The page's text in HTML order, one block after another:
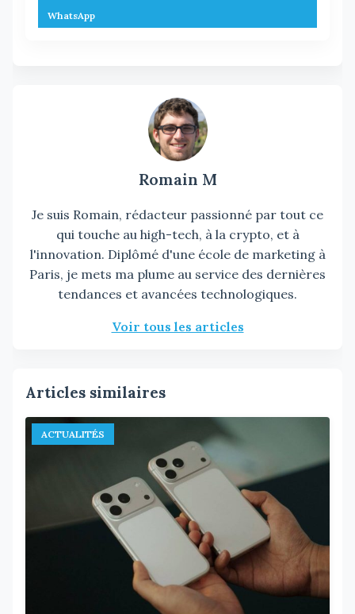
WhatsApp
Romain M
Je suis Romain, rédacteur passionné par tout ce
qui touche au high-tech, à la crypto, et à
l'innovation. Diplômé d'une école de marketing à
Paris, je mets ma plume au service des dernières
tendances et avancées technologiques.
Voir tous les articles
Articles similaires
ACTUALITÉS